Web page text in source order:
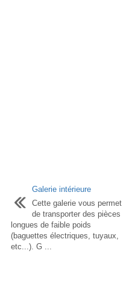
Galerie intérieure
Cette galerie vous permet
de transporter des pièces
longues de faible poids
(baguettes électriques, tuyaux,
etc...). G ...